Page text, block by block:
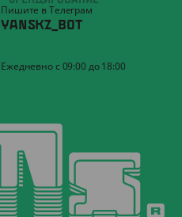
Пишите в Телеграм
YANSKZ_BOT
Ежедневно с 09:00 до 18:00